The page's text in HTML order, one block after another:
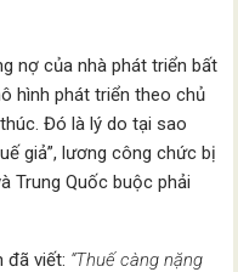
nợ của nhà phát triển bất
hình phát triển theo chủ
Đó là lý do tại sao
giả”, lương công chức bị
Trung Quốc buộc phải
đã viết: “Thuế càng nặng